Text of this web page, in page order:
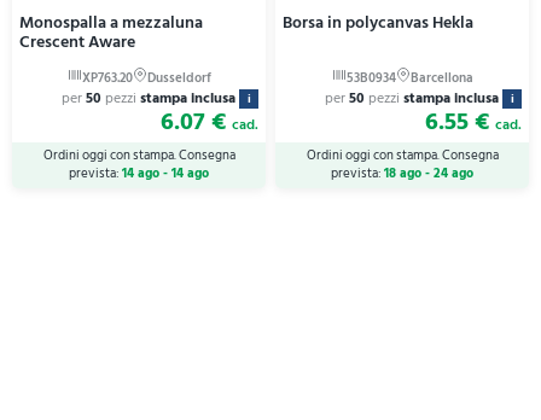
Monospalla a mezzaluna
Crescent Aware
per50 pezzi stampa inclusa i
6.07 € cad.
Ordini oggi con stampa. Consegna
prevista:14 ago - 14 ago
Borsa in polycanvas Hekla
per50 pezzi stampa inclusa i
6.55 € cad.
Ordini oggi con stampa. Consegna
prevista:18 ago - 24 ago